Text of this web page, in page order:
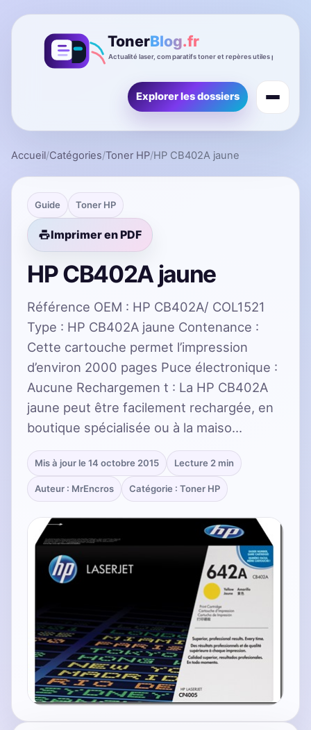
Explorer les dossiers
Accueil/Catégories/Toner HP/HP CB402A jaune
Guide Toner HP
Imprimer en PDF
HP CB402A jaune
Référence OEM : HP CB402A/ COL1521
Type : HP CB402A jaune Contenance :
Cette cartouche permet l’impression
d’environ 2000 pages Puce électronique :
Aucune Rechargemen t : La HP CB402A
jaune peut être facilement rechargée, en
boutique spécialisée ou à la maiso…
Mis à jour le 14 octobre 2015 Lecture 2 min
Auteur : MrEncros Catégorie : Toner HP